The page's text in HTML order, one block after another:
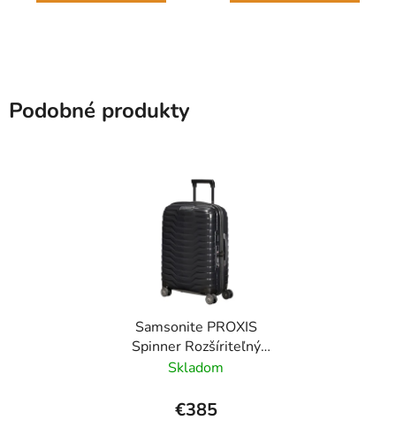
Podobné produkty
Samsonite PROXIS
Spinner Rozšíriteľný
55cm 38/44 L Čierny
Skladom
€385